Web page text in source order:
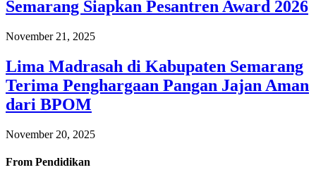
Semarang Siapkan Pesantren Award 2026
November 21, 2025
Lima Madrasah di Kabupaten Semarang
Terima Penghargaan Pangan Jajan Aman
dari BPOM
November 20, 2025
From Pendidikan